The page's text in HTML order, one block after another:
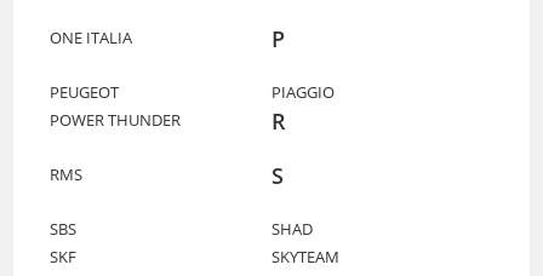
ONE ITALIA P
PEUGEOT
PIAGGIO
POWER THUNDER
R
RMS S
SBS
SHAD
SKF
SKYTEAM